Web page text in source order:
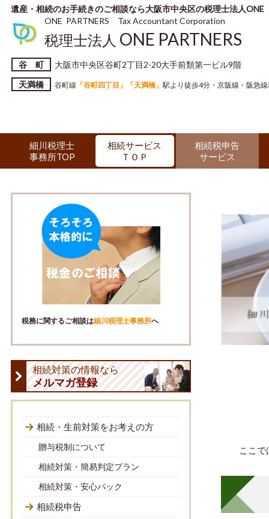
遺産・相続のお手続きのご相談なら大阪市中央区の税理士法人
ONE PARTNERS Tax Accountant Corporation
税理士法人 ONE PARTNERS
谷 町
大阪市中央区谷町2丁目2-20大手前類第一ビル9階
天満橋
谷町線 「谷町四丁目」「天満橋」駅より徒歩4分・京阪線・阪急
細川税理士
事務所TOP
相続サービス
ＴＯＰ
相続税申告
サービス
ここ
税務に関するご相談は細川税理士事務所へ
相続対策の情報なら
メルマガ登録
相続・生前対策をお考えの方
贈与税制について
相続対策・簡易判定プラン
相続対策・安心パック
相続税申告